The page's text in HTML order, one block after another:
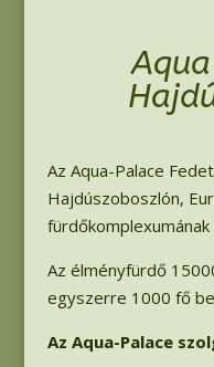
Az Aqua-Palace
Hajdúszoboszlón,
Az élményfürdő
egyszerre 1000 fő
Az Aqua-Palace